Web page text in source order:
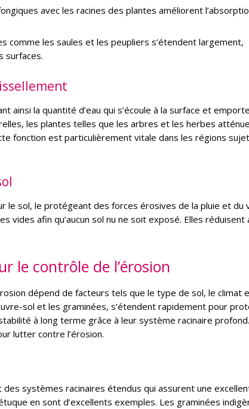
avec les racines des plantes améliorent
comme les saules et les peupliers s’étendent largement,
surfaces.
ainsi la quantité d’eau qui s’écoule à la surface et
les plantes telles que les arbres et les herbes
fonction est particulièrement vitale dans les régions
le sol, le protégeant des forces érosives de la pluie et du
vides afin qu’aucun sol nu ne soit exposé. Elles réduisent
le contrôle de l’érosion
dépend de facteurs tels que le type de sol, le climat
sol et les graminées, s’étendent rapidement pour
à long terme grâce à leur système racinaire
lutter contre l’érosion.
systèmes racinaires étendus qui assurent une
en sont d’excellents exemples. Les graminées